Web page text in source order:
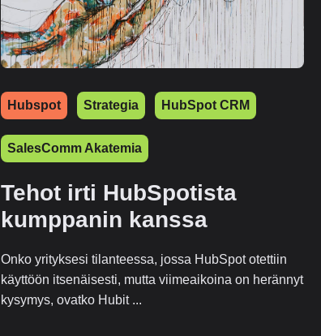
Hubspot Strategia HubSpot CRM
SalesComm Akatemia
Tehot irti HubSpotista
kumppanin kanssa
Onko yrityksesi tilanteessa, jossa HubSpot otettiin
käyttöön itsenäisesti, mutta viimeaikoina on herännyt
kysymys, ovatko Hubit ...